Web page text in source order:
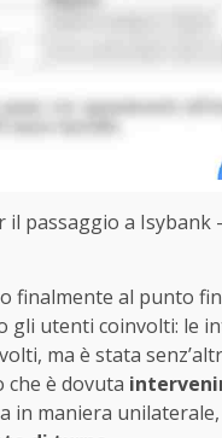
passaggio a Isybank
finalmente al punto
utenti coinvolti: le
ma è stata
che è dovuta
in maniera